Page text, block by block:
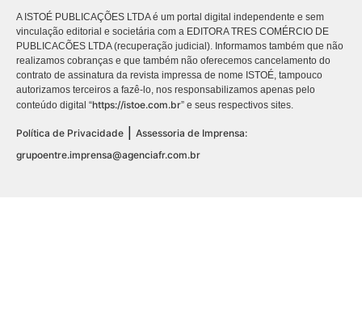
A ISTOÉ PUBLICAÇÕES LTDA é um portal digital independente e sem
vinculação editorial e societária com a EDITORA TRES COMÉRCIO DE
PUBLICACÕES LTDA (recuperação judicial). Informamos também que não
realizamos cobranças e que também não oferecemos cancelamento do
contrato de assinatura da revista impressa de nome ISTOÉ, tampouco
autorizamos terceiros a fazê-lo, nos responsabilizamos apenas pelo
conteúdo digital “https://istoe.com.br” e seus respectivos sites.
Política de Privacidade
Assessoria de Imprensa:
grupoentre.imprensa@agenciafr.com.br